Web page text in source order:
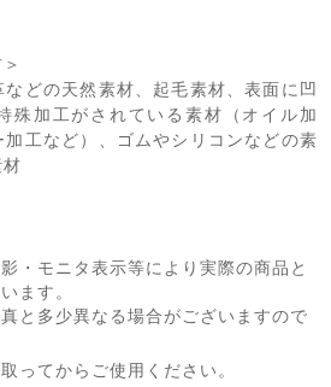
どの天然素材、起毛素材、表面に凹
殊加工がされている素材（オイル加
工など）、ゴムやシリコンなどの素
・モニタ表示等により実際の商品と
ます。
と多少異なる場合がございますので
ってからご使用ください。